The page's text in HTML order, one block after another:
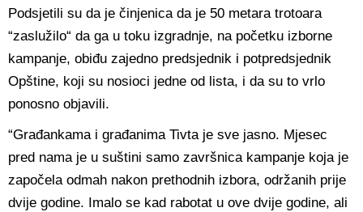
Podsjetili su da je činjenica da je 50 metara trotoara
“zaslužilo“ da ga u toku izgradnje, na početku izborne
kampanje, obiđu zajedno predsjednik i potpredsjednik
Opštine, koji su nosioci jedne od lista, i da su to vrlo
ponosno objavili.
“Građankama i građanima Tivta je sve jasno. Mjesec
pred nama je u suštini samo završnica kampanje koja je
započela odmah nakon prethodnih izbora, održanih prije
dvije godine. Imalo se kad rabotat u ove dvije godine, ali